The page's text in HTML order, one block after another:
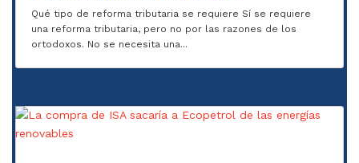
Qué tipo de reforma tributaria se requiere Sí se requiere
una reforma tributaria, pero no por las razones de los
ortodoxos. No se necesita una...